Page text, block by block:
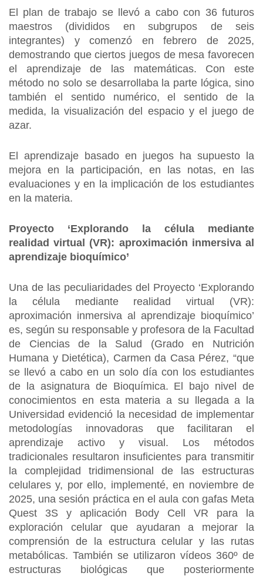
El plan de trabajo se llevó a cabo con 36 futuros
maestros (divididos en subgrupos de seis
integrantes) y comenzó en febrero de 2025,
demostrando que ciertos juegos de mesa favorecen
el aprendizaje de las matemáticas. Con este
método no solo se desarrollaba la parte lógica, sino
también el sentido numérico, el sentido de la
medida, la visualización del espacio y el juego de
azar.
El aprendizaje basado en juegos ha supuesto la
mejora en la participación, en las notas, en las
evaluaciones y en la implicación de los estudiantes
en la materia.
Proyecto ‘Explorando la célula mediante
realidad virtual (VR): aproximación inmersiva al
aprendizaje bioquímico’
Una de las peculiaridades del Proyecto ‘Explorando
la célula mediante realidad virtual (VR):
aproximación inmersiva al aprendizaje bioquímico’
es, según su responsable y profesora de la Facultad
de Ciencias de la Salud (Grado en Nutrición
Humana y Dietética), Carmen da Casa Pérez, “que
se llevó a cabo en un solo día con los estudiantes
de la asignatura de Bioquímica. El bajo nivel de
conocimientos en esta materia a su llegada a la
Universidad evidenció la necesidad de implementar
metodologías innovadoras que facilitaran el
aprendizaje activo y visual. Los métodos
tradicionales resultaron insuficientes para transmitir
la complejidad tridimensional de las estructuras
celulares y, por ello, implementé, en noviembre de
2025, una sesión práctica en el aula con gafas Meta
Quest 3S y aplicación Body Cell VR para la
exploración celular que ayudaran a mejorar la
comprensión de la estructura celular y las rutas
metabólicas. También se utilizaron vídeos 360º de
estructuras biológicas que posteriormente